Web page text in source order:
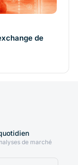
de
de marché